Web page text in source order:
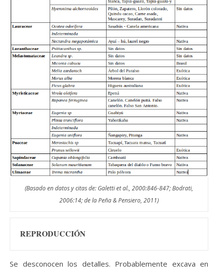
(Basado en datos y citas de: Galetti et al., 2000:846-847; Bodrati,
2006:14; de la Peña & Pensiero, 2011)
REPRODUCCIÓN
Se desconocen los detalles. Probablemente excava en